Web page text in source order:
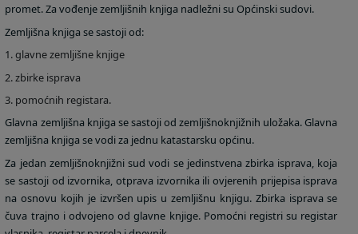
promet. Za vođenje zemljišnih knjiga nadležni su Općinski sudovi.
Zemljišna knjiga se sastoji od:
1. glavne zemljišne knjige
2. zbirke isprava
3. pomoćnih registara.
Glavna zemljišna knjiga se sastoji od zemljišnoknjižnih uložaka. Glavna
zemljišna knjiga se vodi za jednu katastarsku općinu.
Za jedan zemljišnoknjižni sud vodi se jedinstvena zbirka isprava, koja
se sastoji od izvornika, otprava izvornika ili ovjerenih prijepisa isprava
na osnovu kojih je izvršen upis u zemljišnu knjigu. Zbirka isprava se
čuva trajno i odvojeno od glavne knjige. Pomoćni registri su registar